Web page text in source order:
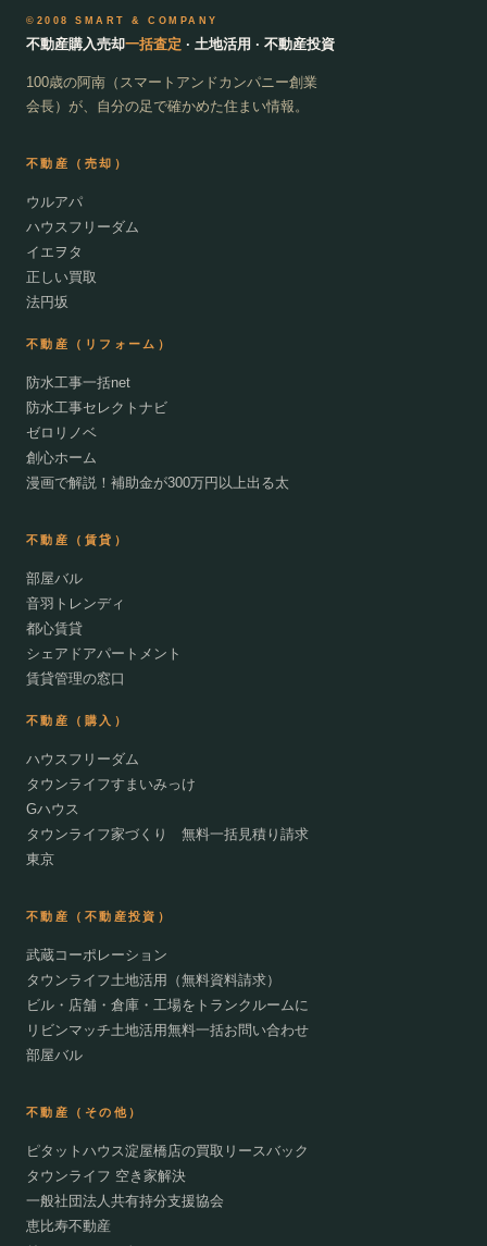
©2008 SMART & COMPANY
不動産購入売却一括査定 · 土地活用 · 不動産投資
100歳の阿南（スマートアンドカンパニー創業
会長）が、自分の足で確かめた住まい情報。
不動産（売却）
ウルアパ
ハウスフリーダム
イエヲタ
正しい買取
法円坂
不動産（リフォーム）
防水工事一括net
防水工事セレクトナビ
ゼロリノベ
創心ホーム
漫画で解説！補助金が300万円以上出る太
不動産（賃貸）
部屋バル
音羽トレンディ
都心賃貸
シェアドアパートメント
賃貸管理の窓口
不動産（購入）
ハウスフリーダム
タウンライフすまいみっけ
Gハウス
タウンライフ家づくり 無料一括見積り請求
東京
不動産（不動産投資）
武蔵コーポレーション
タウンライフ土地活用（無料資料請求）
ビル・店舗・倉庫・工場をトランクルームに
リビンマッチ土地活用無料一括お問い合わせ
部屋バル
不動産（その他）
ピタットハウス淀屋橋店の買取リースバック
タウンライフ 空き家解決
一般社団法人共有持分支援協会
恵比寿不動産